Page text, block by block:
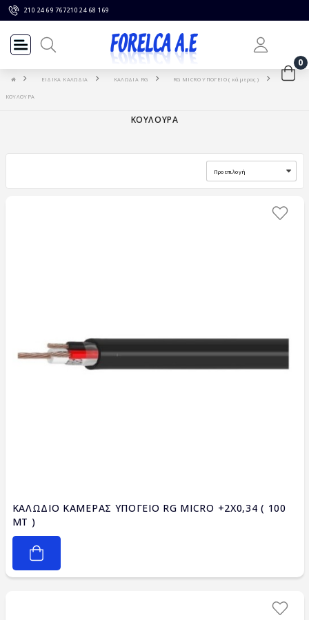
210 24 69 767210 24 68 169
0
ΕΙΔΙΚΑ ΚΑΛΩΔΙΑ ΚΑΛΩΔΙΑ RG RG MICRO ΥΠΟΓΕΙΟ ( κάμερας )
ΚΟΥΛΟΥΡΑ
ΚΟΥΛΟΥΡΑ
ΚΑΛΩΔΙΟ ΚΑΜΕΡΑΣ ΥΠΟΓΕΙΟ RG MICRO +2X0,34 ( 100
MT )